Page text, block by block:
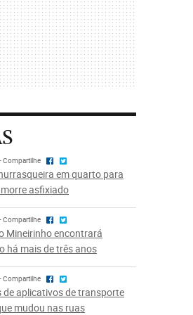
em quarto para
asfixiado
Mineirinho encontrará
há mais de três anos
de aplicativos de transporte
mudou nas ruas